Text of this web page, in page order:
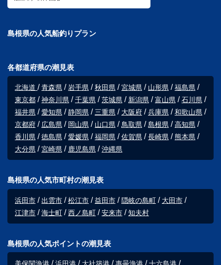
島根県の人気船釣りプラン
各都道府県の潮見表
北海道 青森県 岩手県 秋田県 宮城県 山形県
福島県
東京都
神奈川県 千葉県 茨城県 新潟県 富山県
石川県
福井県
愛知県 静岡県 三重県 大阪府 兵庫県
和歌山県
京都府
広島県 岡山県 山口県 鳥取県 島根県
高知県
香川県
徳島県 愛媛県 福岡県 佐賀県 長崎県
熊本県
大分県
宮崎県 鹿児島県 沖縄県
島根県の人気市町村の潮見表
浜田市 出雲市 松江市 益田市 隠岐の島町
大田市
江津市
海士町 西ノ島町 安来市 知夫村
島根県の人気ポイントの潮見表